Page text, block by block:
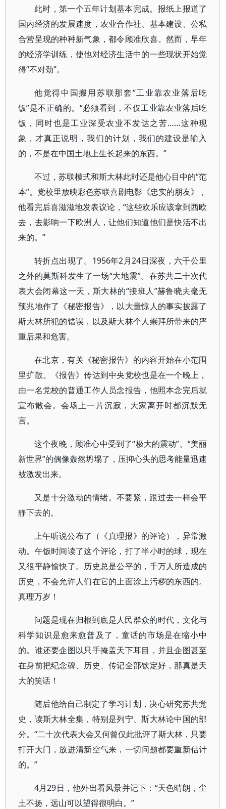
此时，第一个五年计划基本完成。报纸上报道了
国内经济的发展速度，农业合作社、基本建设、公私
合营呈现的种种新气象，都令顾准欣喜。然而，早年
的经济学训练，使他对经济生活中的一些现状开始觉
得“不对劲”。
他觉得中国搬用苏联那套“工业靠农业落后吃
饭”是不正确的。“必须看到，不仅工业靠农业落后吃
饭，同时也是工业深受农业不发达之苦……这种现
象，才真正说明，我们的计划，我们的建设是输入
的，不是在中国土地上生长起来的东西。”
不过，苏联模式和斯大林此时还是他心目中的“范
本”。党校里放映彩色苏联喜剧电影《忠实的朋友》，
他看完后喜滋滋地发表议论，“这些欢乐应该拿到西欧
去，去影响一下欧洲人，让他们知道他们是快活不出
来的。”
转折点出现了。1956年2月24日深夜，六千公里
之外的莫斯科发生了一场“大地震”。在苏共二十次代
表大会闭幕这一天，斯大林的“接班人”赫鲁晓夫毫无
预兆地作了《秘密报告》，以大量惊人的事实披露了
斯大林所犯的错误，以及斯大林个人崇拜所带来的严
重后果和危害。
在北京，有关《秘密报告》的内容开始在小范围
里扩散。《报告》传达到中央党校也是在一个晚上，
由一名党校的普通工作人员念报告，他照本念完后就
宣布散会。会场上一片沉寂，大家离开时都沉默无
言。
这个夜晚，顾准心中受到了“极大的震动”。“美丽
新世界”的偶像轰然坍塌了，压抑心头的思考能量迅速
被激发出来。
又是十分激动的情绪。不要紧，跟过去一样会平
静下去的。
上午听说公布了（《真理报》的评论），异常激
动。午饭时间读了这个评论，打了半小时的球，现在
又很平静愉快了。历史总是公平的，千万人所造成的
历史，不会允许人们在它的上面涂上污秽的东西的。
真理万岁！
问题是现在归根到底是人民群众的时代，文化与
科学知识是愈来愈普及了，童话的市场是在缩小中
的。谁还要企图以只手掩盖天下耳目，并且企图甚至
在身前把纪念碑、历史、传记全部钦定好，那真是天
大的笑话！
随后他给自己制定了学习计划，决心研究苏共党
史，读斯大林全集，特别是列宁、斯大林论中国的部
分。“二十次代表大会又何曾仅此批评了斯大林，只要
打开大门，放进清新空气来，一切问题都要重新估计
的。”
4月29日，他外出看风景并记下：“天色晴朗，尘
土不扬，远山可以望得很明白。”